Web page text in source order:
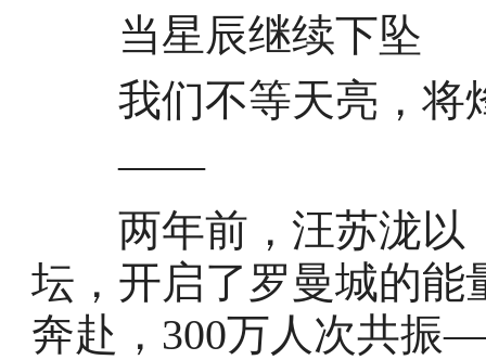
当星辰继续下坠
我们不等天亮，将
——
两年前，汪苏泷以
坛，开启了罗曼城的能
奔赴，300万人次共振